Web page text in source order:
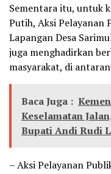
Sementara itu, untuk
Putih, Aksi Pelayanan
Lapangan Desa
juga menghadirkan
masyarakat, di
Baca Juga :
Keselamatan
Bupati Andi Rudi
– Aksi Pelayanan